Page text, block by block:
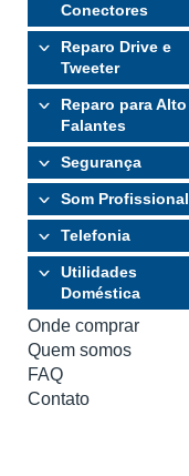
Conectores
Reparo Drive e
Tweeter
Reparo para Alto
Falantes
Segurança
Som Profissional
Telefonia
Utilidades
Doméstica
Onde comprar
Quem somos
FAQ
Contato